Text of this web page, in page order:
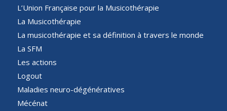
L’Union Française pour la Musicothérapie
La Musicothérapie
La musicothérapie et sa définition à travers le monde
La SFM
Les actions
Logout
Maladies neuro-dégénératives
Mécénat